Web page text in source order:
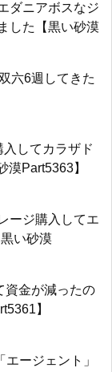
ダニアボスなジ
した【黒い砂漠
六6週してきた
してカラザド
漠Part5363】
ージ購入してエ
い砂漠
資金が減ったの
】
ージェント」